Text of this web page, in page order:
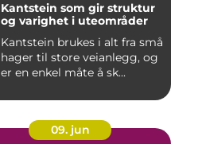
Kantstein som gir struktur
og varighet i uteområder
Kantstein brukes i alt fra små
hager til store veianlegg, og
er en enkel måte å sk...
09. jun